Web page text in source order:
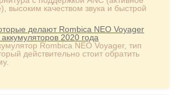
высоким качеством звука и быстрой
делают Rombica NEO Voyager
2020 года
Rombica NEO Voyager, тип
действительно стоит обратить